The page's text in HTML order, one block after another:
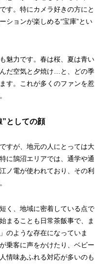
す。特にカメラ好きの方にと
ションが楽しめる“宝庫”とい
魅力です。春は桜、夏は青い
だ空気と夕焼け…と、どの季
す。これが多くのファンを惹
としての顔
すが、地元の人にとっては大
に鵠沼エリアでは、通学や通
ノ電が使われており、その利
く、地域に密着している点で
まることも日常茶飯事で、ま
のような存在になっていま
乗客に声をかけたり、ベビー
情味あふれる対応が多いのも